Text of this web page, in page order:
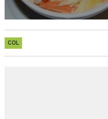
COL